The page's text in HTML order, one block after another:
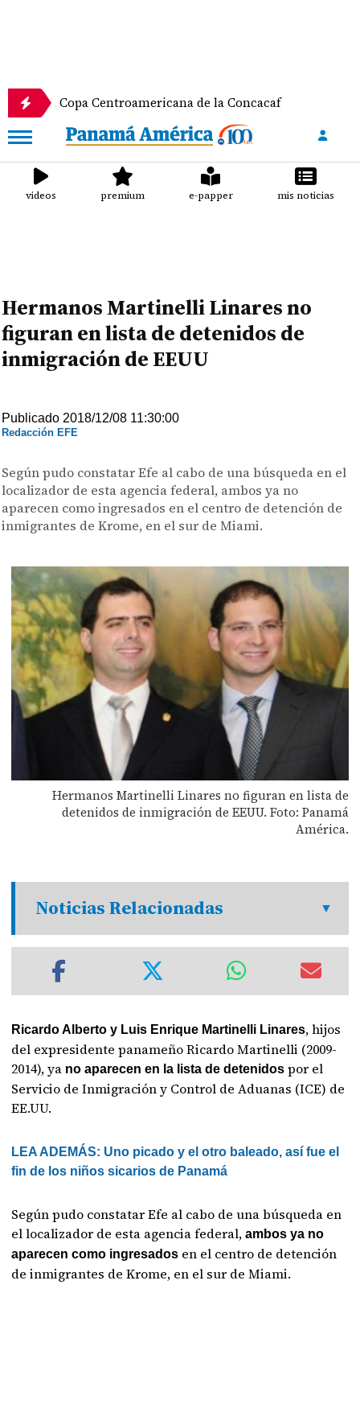
Copa Centroamericana de la Concacaf
videos premium e-papper mis noticias
Hermanos Martinelli Linares no
figuran en lista de detenidos de
inmigración de EEUU
Publicado 2018/12/08 11:30:00
Redacción EFE
Según pudo constatar Efe al cabo de una búsqueda en el
localizador de esta agencia federal, ambos ya no
aparecen como ingresados en el centro de detención de
inmigrantes de Krome, en el sur de Miami.
Hermanos Martinelli Linares no figuran en lista de
detenidos de inmigración de EEUU. Foto: Panamá
América.
Noticias Relacionadas
Ricardo Alberto y Luis Enrique Martinelli Linares, hijos
del expresidente panameño Ricardo Martinelli (2009-
2014), ya no aparecen en la lista de detenidos por el
Servicio de Inmigración y Control de Aduanas (ICE) de
EE.UU.
LEA ADEMÁS: Uno picado y el otro baleado, así fue el
fin de los niños sicarios de Panamá
Según pudo constatar Efe al cabo de una búsqueda en
el localizador de esta agencia federal,ambos ya no
aparecen como ingresados en el centro de detención
de inmigrantes de Krome, en el sur de Miami.